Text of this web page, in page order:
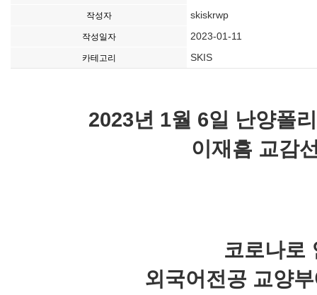
작성자 skiskrwp
작성일자 2023-01-11
카테고리 SKIS
2023년 1월 6일 난양폴
이재흠 교감
코로나로
외국어전공 교양